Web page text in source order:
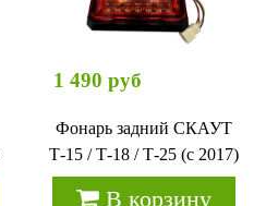
1 490 руб
Фонарь задний СКАУТ
Т-15 / Т-18 / Т-25 (с 2017)
В корзину